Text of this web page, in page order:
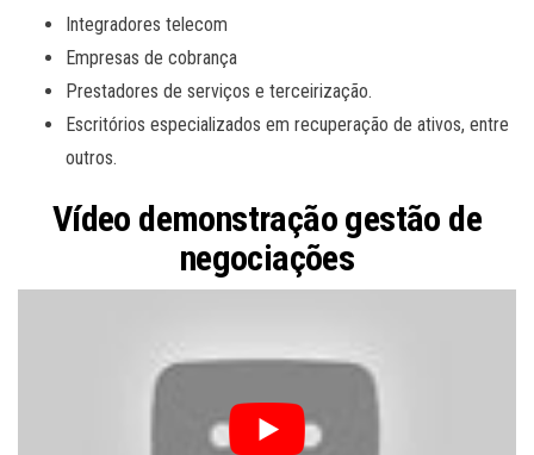
Integradores telecom
Empresas de cobrança
Prestadores de serviços e terceirização.
Escritórios especializados em recuperação de ativos, entre
outros.
Vídeo demonstração gestão de
negociações